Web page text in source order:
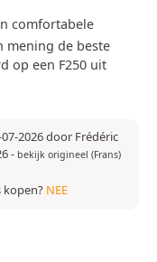
comfortabele
mening de beste
op een F250 uit
2026 door Frédéric
- bekijk origineel (Frans)
kopen? NEE